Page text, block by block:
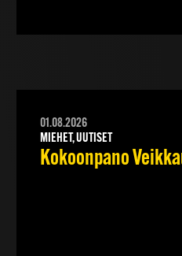
01.08.2026
MIEHET, UUTISET
Kokoonpano